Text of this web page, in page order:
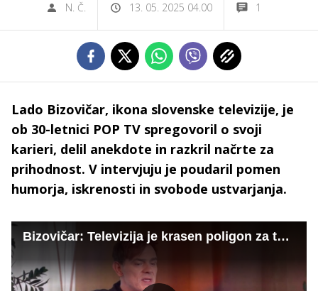
N. Č. 13. 05. 2025 04.00 1
Lado Bizovičar, ikona slovenske televizije, je
ob 30-letnici POP TV spregovoril o svoji
karieri, delil anekdote in razkril načrte za
prihodnost. V intervjuju je poudaril pomen
humorja, iskrenosti in svobode ustvarjanja.
Bizovičar: Televizija je krasen poligon za testiranje šal